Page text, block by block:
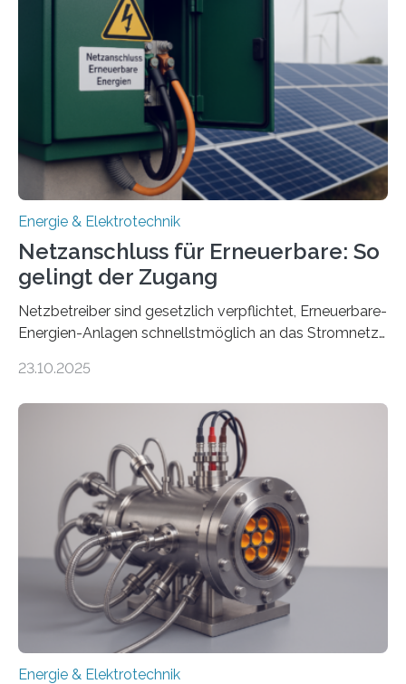
Konzepten zur langfristigen Energiespeicherung in
sektorübergreifend vernetzten Energiesystemen. Das
Projekt startete am 15. Oktober 2025, hat eine Laufzeit
von drei Jahren und ein Gesamtvolumen von rund 2,9
Millionen Euro, wovon 2,6 Millionen Euro durch das
Ministerium für Umwelt, Klima und…
Energie & Elektrotechnik
Netzanschluss für Erneuerbare: So
gelingt der Zugang
Netzbetreiber sind gesetzlich verpflichtet, Erneuerbare-
Energien-Anlagen schnellstmöglich an das Stromnetz
ermöglichen. Doch der dafür nötige Netzausbau hinkt
einem „Anschlussstau“. Die Stiftung
Umweltenergierecht hat den Rechtsrahmen in einem
neuen Bericht für die Praxis eingeordnet – inklusive der
Rolle von flexiblen Netzanschlussvereinbarungen. Der
Netzanschluss von Erneuerbare-Energien-Anlagen
(EE-Anlagen) ist entscheidend für die Energiewende.
Denn ohne Anschluss an das Netz kann kein Strom
eingespeist werden. Nach dem Erneuerbare-Energien-
Gesetz (EEG) sind Netzbetreiber…
23.10.2025
Energie & Elektrotechnik